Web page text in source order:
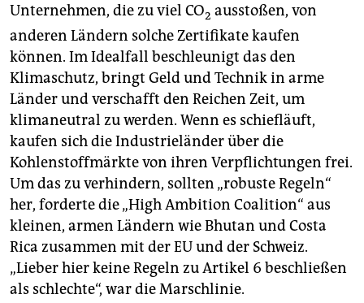
Unternehmen, die zu viel CO2 ausstoßen, von
anderen Ländern solche Zertifikate kaufen
können. Im Idealfall beschleunigt das den
Klimaschutz, bringt Geld und Technik in arme
Länder und verschafft den Reichen Zeit, um
klimaneutral zu werden. Wenn es schiefläuft,
kaufen sich die Industrieländer über die
Kohlenstoffmärkte von ihren Verpflichtungen frei.
Um das zu verhindern, sollten „robuste Regeln“
her, forderte die „High Ambition Coalition“ aus
kleinen, armen Ländern wie Bhutan und Costa
Rica zusammen mit der EU und der Schweiz.
„Lieber hier keine Regeln zu Artikel 6 beschließen
als schlechte“, war die Marschlinie.